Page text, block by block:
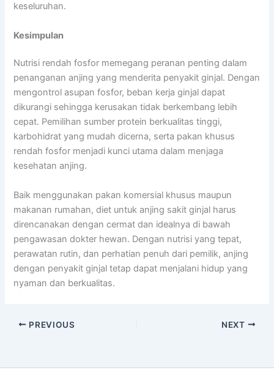
keseluruhan.
Kesimpulan
Nutrisi rendah fosfor memegang peranan penting dalam
penanganan anjing yang menderita penyakit ginjal. Dengan
mengontrol asupan fosfor, beban kerja ginjal dapat
dikurangi sehingga kerusakan tidak berkembang lebih
cepat. Pemilihan sumber protein berkualitas tinggi,
karbohidrat yang mudah dicerna, serta pakan khusus
rendah fosfor menjadi kunci utama dalam menjaga
kesehatan anjing.
Baik menggunakan pakan komersial khusus maupun
makanan rumahan, diet untuk anjing sakit ginjal harus
direncanakan dengan cermat dan idealnya di bawah
pengawasan dokter hewan. Dengan nutrisi yang tepat,
perawatan rutin, dan perhatian penuh dari pemilik, anjing
dengan penyakit ginjal tetap dapat menjalani hidup yang
nyaman dan berkualitas.
PREVIOUS NEXT